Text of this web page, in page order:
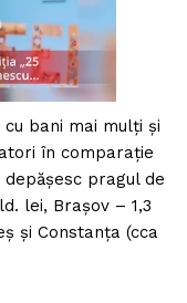
bani mai mulţi şi
în comparaţie
pragul de
lei, Braşov – 1,3
şi Constanţa (cca